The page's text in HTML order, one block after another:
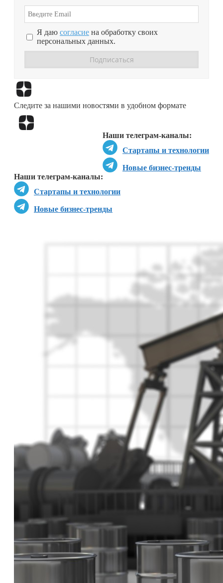
Я даю согласие на обработку своих
персональных данных.
Следите за нашими новостями в удобном формате
Наши телеграм-каналы:
Стартапы и технологии
Новые бизнес-тренды
Наши телеграм-каналы:
Стартапы и технологии
Новые бизнес-тренды